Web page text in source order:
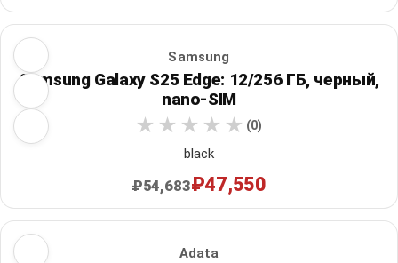
Samsung
Samsung Galaxy S25 Edge: 12/256 ГБ, черный,
nano-SIM
(0)
black
₽54,683₽47,550
Adata